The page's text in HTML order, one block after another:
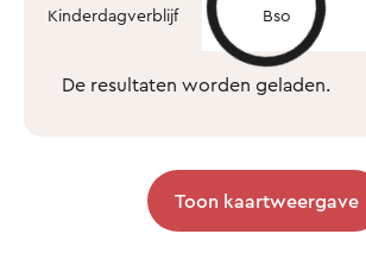
Kinderdagverblijf Bso
De resultaten worden geladen.
Toon kaartweergave